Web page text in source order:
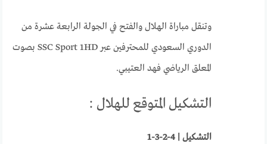
وتنقل مباراة الهلال والفتح في الجولة الرابعة عشرة من
الدوري السعودي للمحترفين عبر SSC Sport 1HD بصوت
المعلق الرياضي فهد العتيبي.
التشكيل المتوقع للهلال :
التشكيل | 4-2-3-1